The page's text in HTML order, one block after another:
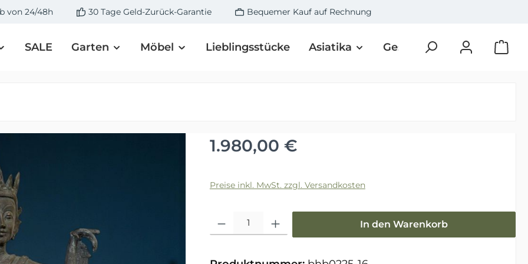
von 24/48h 30 Tage Geld-Zurück-Garantie Bequemer Kauf auf Rechnung
SALE Garten Möbel Lieblingsstücke Asiatika Geschenke
Regulärer Preis:
1.980,00 €
Preise inkl. MwSt. zzgl. Versandkosten
Produkt Anzahl: Gib den gewünschten Wert ein oder benutze die
In den Warenkorb